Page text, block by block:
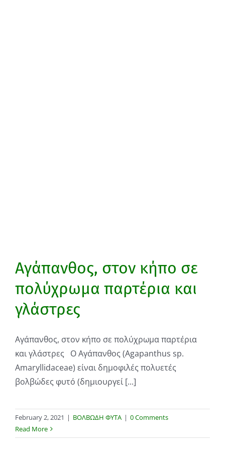
Αγάπανθος, στον κήπο σε
πολύχρωμα παρτέρια και
γλάστρες
Αγάπανθος, στον κήπο σε πολύχρωμα παρτέρια
και γλάστρες Ο Αγάπανθος (Agapanthus sp.
Amaryllidaceae) είναι δημοφιλές πολυετές
βολβώδες φυτό (δημιουργεί [...]
February 2, 2021 | ΒΟΛΒΩΔΗ ΦΥΤΑ | 0 Comments
Read More